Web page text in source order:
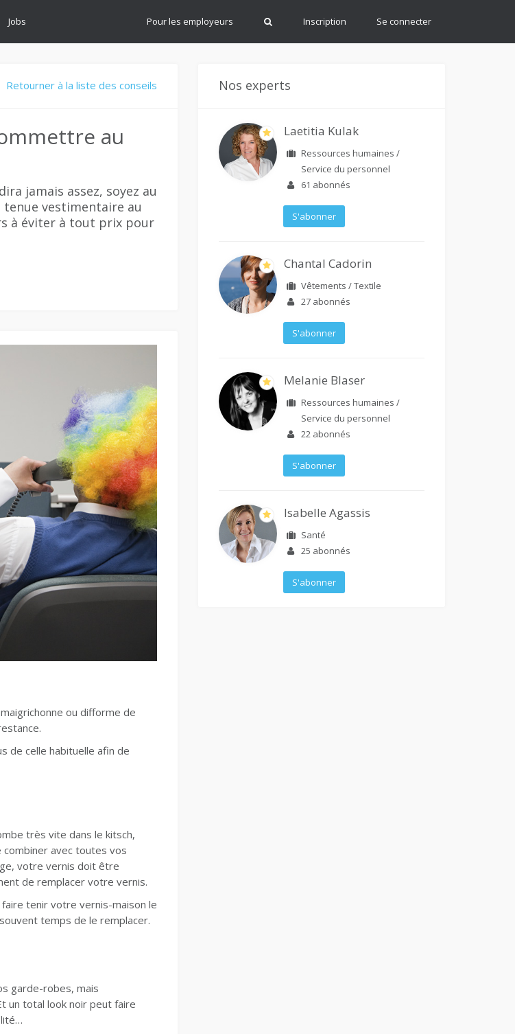
Jobs Pour les employeurs Inscription Se connecter
Retourner à la liste des conseils
au
jamais assez, soyez au
tenue vestimentaire au
à éviter à tout prix pour
ou difforme de
de celle habituelle afin de
très vite dans le kitsch,
avec toutes vos
votre vernis doit être
de remplacer votre vernis.
tenir votre vernis-maison le
temps de le remplacer.
garde-robes, mais
un total look noir peut faire
Nos experts
Laetitia Kulak
Ressources humaines /
Service du personnel
61 abonnés
S'abonner
Chantal Cadorin
Vêtements / Textile
27 abonnés
S'abonner
Melanie Blaser
Ressources humaines /
Service du personnel
22 abonnés
S'abonner
Isabelle Agassis
Santé
25 abonnés
S'abonner